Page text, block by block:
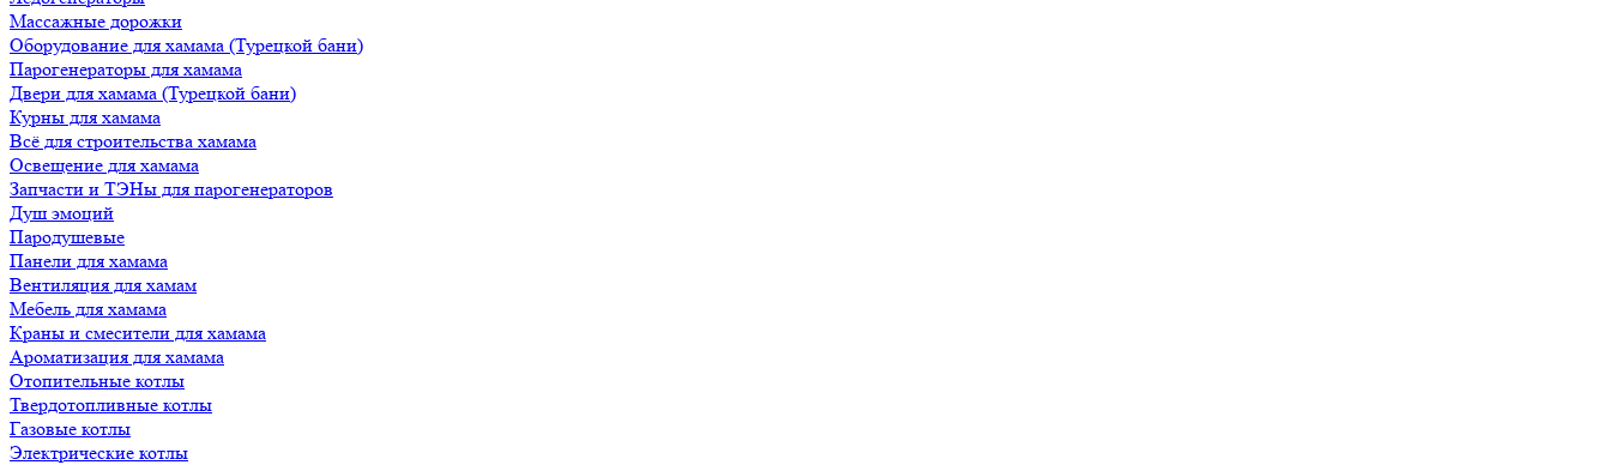
Массажные дорожки
Оборудование для хамама (Турецкой бани)
Парогенераторы для хамама
Двери для хамама (Турецкой бани)
Курны для хамама
Всё для строительства хамама
Освещение для хамама
Запчасти и ТЭНы для парогенераторов
Душ эмоций
Пародушевые
Панели для хамама
Вентиляция для хамам
Мебель для хамама
Краны и смесители для хамама
Ароматизация для хамама
Отопительные котлы
Твердотопливные котлы
Газовые котлы
Электрические котлы